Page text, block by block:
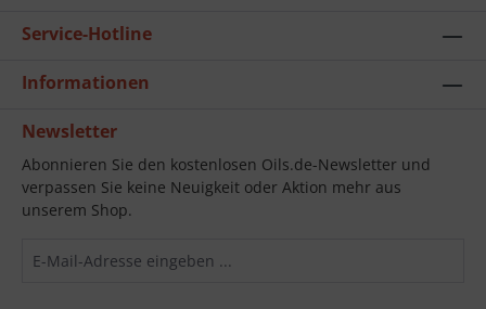
Service-Hotline
Informationen
Newsletter
Abonnieren Sie den kostenlosen Oils.de-Newsletter und
verpassen Sie keine Neuigkeit oder Aktion mehr aus
unserem Shop.